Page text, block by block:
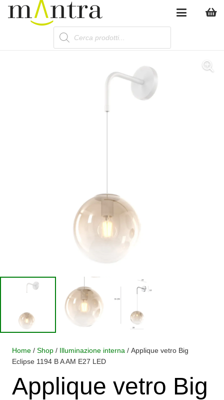
Products
search
Home / Shop / Illuminazione interna / Applique vetro Big
Eclipse 1194 B A AM E27 LED
Applique vetro Big